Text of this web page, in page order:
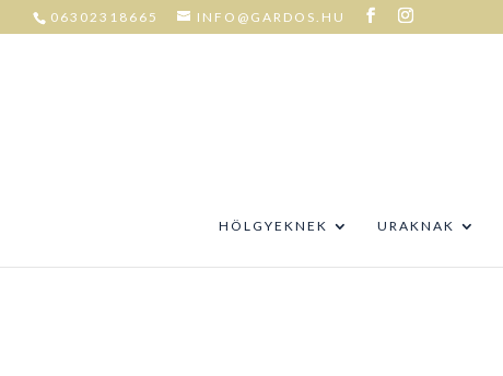
06302318665 INFO@GARDOS.HU
HÖLGYEKNEK URAKNAK